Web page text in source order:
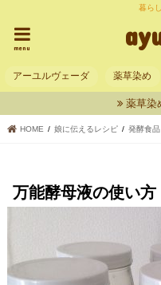
暮ら
menu
アーユルヴェーダ 薬草染め
薬草染
HOME 娘に伝えるレシピ 発酵食品
万能酵母液の使い